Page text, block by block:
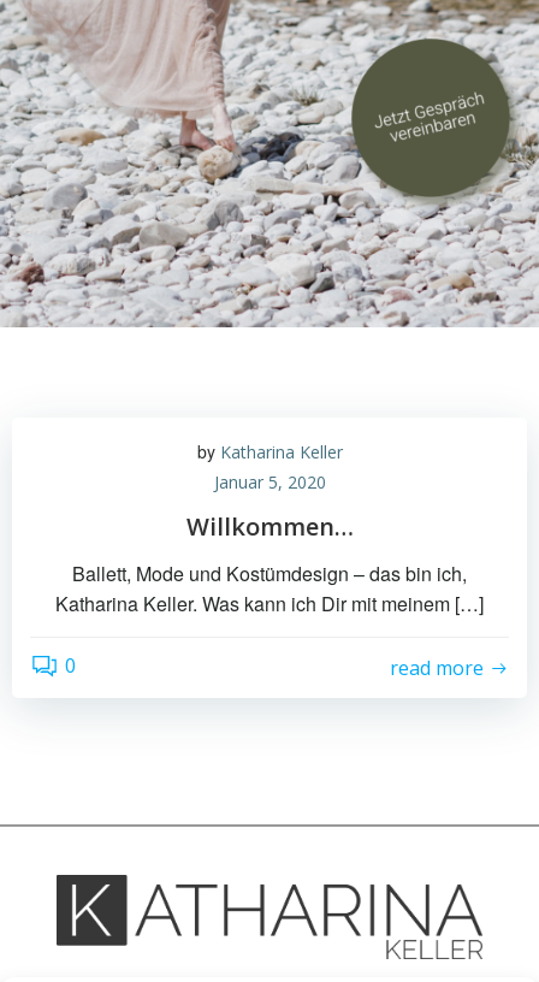
by Katharina Keller
Januar 5, 2020
Willkommen…
Ballett, Mode und Kostümdesign – das bin ich,
Katharina Keller. Was kann ich Dir mit meinem […]
0 read more